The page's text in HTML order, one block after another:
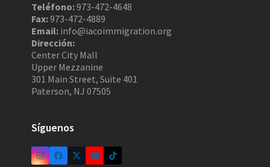
Teléfono:973-472-4648
Fax:973-472-4889
Email: info@iacoimmigration.org
Dirección:
Center City Mall
Upper Mezzanine
301 Main Street, Suite 401
Paterson, NJ 07505
Síguenos